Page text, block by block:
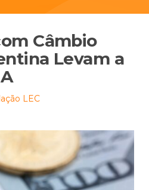
Câmbio
Levam a
LEC